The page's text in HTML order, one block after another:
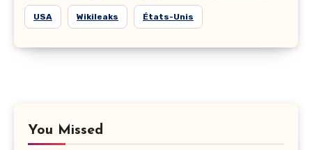
USA Wikileaks États-Unis
You Missed